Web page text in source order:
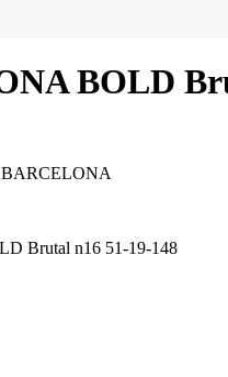
BOLD
BARCELONA
Brutal n16 51-19-148